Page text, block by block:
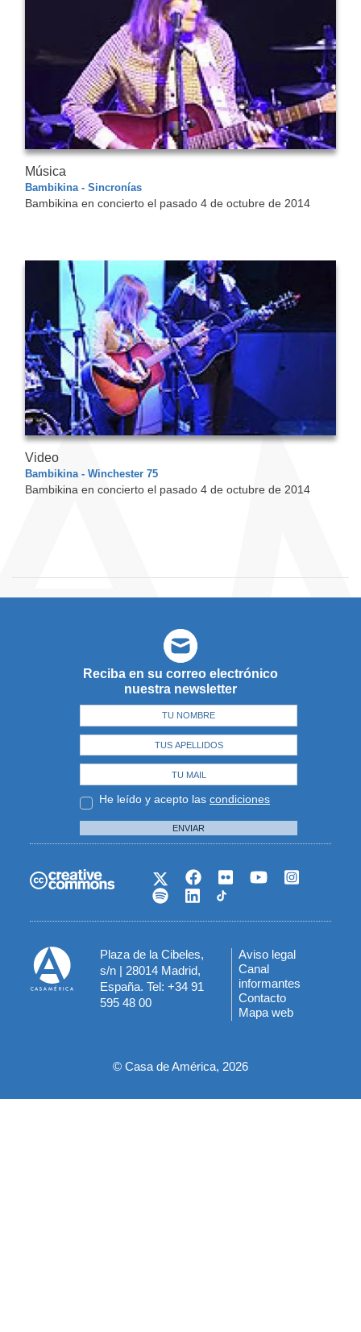
Música
Bambikina - Sincronías
Bambikina en concierto el pasado 4 de octubre de 2014
Video
Bambikina - Winchester 75
Bambikina en concierto el pasado 4 de octubre de 2014
Reciba en su correo electrónico
nuestra newsletter
He leído y acepto las condiciones
ENVIAR
Plaza de la Cibeles,
s/n | 28014 Madrid,
España. Tel: +34 91
595 48 00
Menú
del
pie
Aviso legal
Canal
informantes
Contacto
Mapa web
© Casa de América, 2026